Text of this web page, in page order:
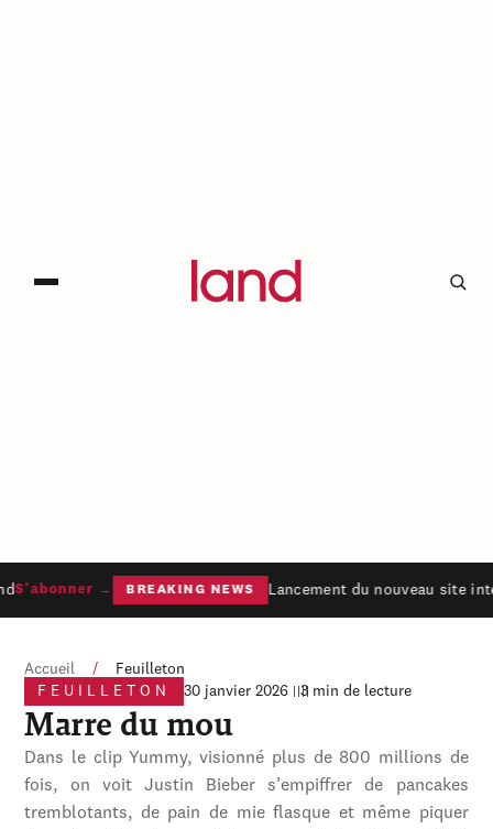
S'abonner → BREAKING NEWS Lancement du nouveau site
Accueil /
Feuilleton
FEUILLETON
30 janvier 2026 3 min de lecture
Marre du mou
Dans le clip Yummy, visionné plus de 800 millions de
fois, on voit Justin Bieber s’empiffrer de pancakes
tremblotants, de pain de mie flasque et même piquer